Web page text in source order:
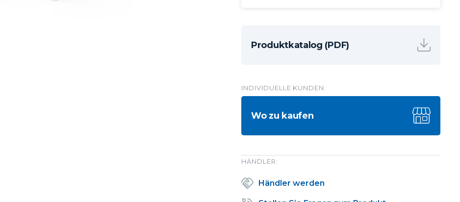
Produktkatalog (PDF)
INDIVIDUELLE KUNDEN:
Wo zu kaufen
HÄNDLER:
Händler werden